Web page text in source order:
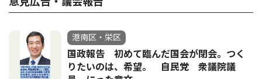
港南区・栄区
国政報告 初めて臨んだ国会が閉会。つく
りたいのは、希望。 自民党 衆議院議